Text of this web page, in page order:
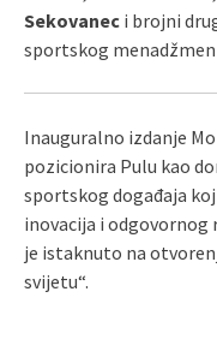
Sekovanec i brojni
sportskog
Inauguralno izdanje
pozicionira Pulu kao
sportskog događaja
inovacija i odgovornog
je istaknuto na
svijetu“.